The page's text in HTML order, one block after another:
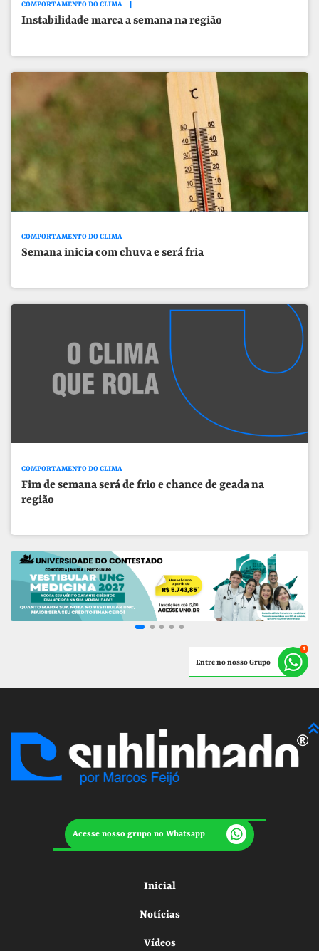
COMPORTAMENTO DO CLIMA
Instabilidade marca a semana na região
COMPORTAMENTO DO CLIMA
Semana inicia com chuva e será fria
COMPORTAMENTO DO CLIMA
Fim de semana será de frio e chance de geada na
região
Entre no nosso Grupo
Acesse nosso grupo no Whatsapp
Inicial
Notícias
Vídeos